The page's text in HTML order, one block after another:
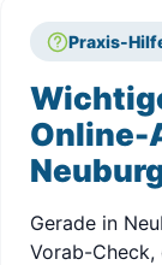
Praxis-
Online-
Gerade in
Vorab-